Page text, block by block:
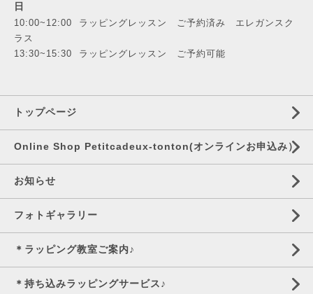
日
10:00~12:00 ラッピングレッスン ご予約済み エレガンスク
ラス
13:30~15:30 ラッピングレッスン ご予約可能
トップページ
Online Shop Petitcadeux-tonton(オンラインお申込み）
お知らせ
フォトギャラリー
＊ラッピング教室ご案内♪
＊持ち込みラッピングサービス♪